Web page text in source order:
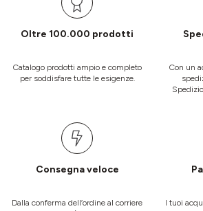
Oltre 100.000 prodotti
Catalogo prodotti ampio e completo
per soddisfare tutte le esigenze.
Con un
Consegna veloce
Dalla conferma dell’ordine al corriere
I tuoi